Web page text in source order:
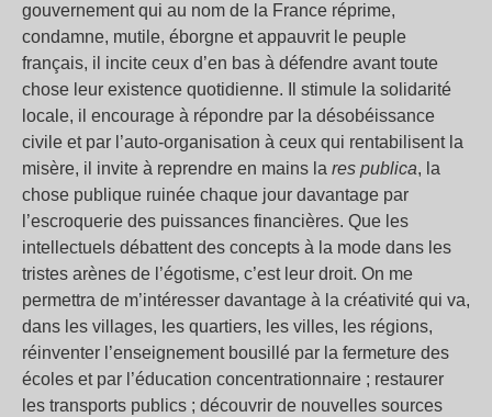
gouvernement qui au nom de la France réprime,
condamne, mutile, éborgne et appauvrit le peuple
français, il incite ceux d’en bas à défendre avant toute
chose leur existence quotidienne. Il stimule la solidarité
locale, il encourage à répondre par la désobéissance
civile et par l’auto-organisation à ceux qui rentabilisent la
misère, il invite à reprendre en mains la res publica, la
chose publique ruinée chaque jour davantage par
l’escroquerie des puissances financières. Que les
intellectuels débattent des concepts à la mode dans les
tristes arènes de l’égotisme, c’est leur droit. On me
permettra de m’intéresser davantage à la créativité qui va,
dans les villages, les quartiers, les villes, les régions,
réinventer l’enseignement bousillé par la fermeture des
écoles et par l’éducation concentrationnaire ; restaurer
les transports publics ; découvrir de nouvelles sources